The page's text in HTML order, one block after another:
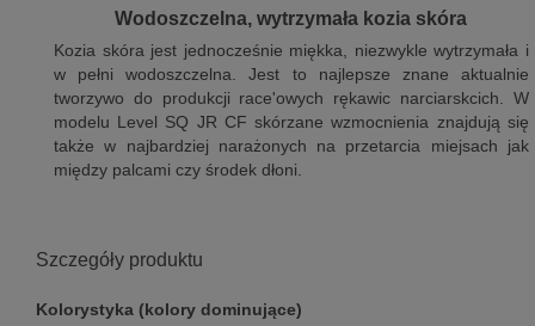
Wodoszczelna, wytrzymała kozia skóra
Kozia skóra jest jednocześnie miękka, niezwykle wytrzymała i
w pełni wodoszczelna. Jest to najlepsze znane aktualnie
tworzywo do produkcji race'owych rękawic narciarskcich. W
modelu Level SQ JR CF skórzane wzmocnienia znajdują się
także w najbardziej narażonych na przetarcia miejsach jak
między palcami czy środek dłoni.
Szczegóły produktu
Kolorystyka (kolory dominujące)